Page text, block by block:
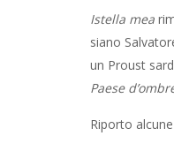
Istella mea
siano
un Proust
Paese
Riporto